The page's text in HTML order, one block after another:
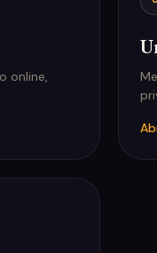
online,